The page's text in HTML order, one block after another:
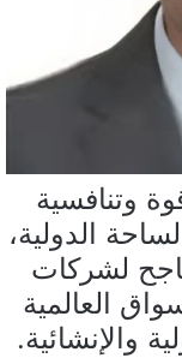
وتنافسية
الدولية،
لشركات
العالمية
والإنشائية.